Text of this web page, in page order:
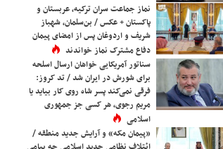
نماز جماعت سران ترکیه، عربستان و
پاکستان + عکس / بن‌سلمان، شهباز
شریف و اردوغان پس از امضای پیمان
دفاع مشترک نماز خواندند
سناتور آمریکایی خواهان ارسال اسلحه
برای شورش در ایران شد / تد کروز:
فرقی نمی‌کند پسر شاه روی کار بیاید یا
مریم رجوی، هر کسی جز جمهوری
اسلامی
«پیمان مکه» و آرایش جدید منطقه /